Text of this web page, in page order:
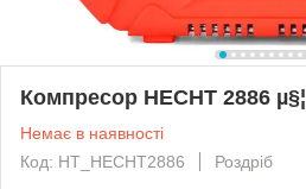
Компресор HECHT 2886 µ§¦
Немає в наявності
Код: HT_HECHT2886
Роздріб